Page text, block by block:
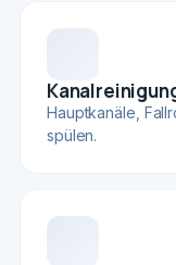
Hauptkanäle,
spülen.